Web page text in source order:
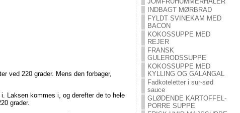
ved 220 grader. Mens den forbager,
Laksen kommes i, og derefter de to hele
grader.
INDBAGT MØRBRAD
FYLDT SVINEKAM MED
BACON
KOKOSSUPPE MED
REJER
FRANSK
GULERODSSUPPE
KOKOSSUPPE MED
KYLLING OG GALANGAL
Fadkoteletter i sur-sød
sauce
GLØDENDE KARTOFFEL-
PORRE SUPPE